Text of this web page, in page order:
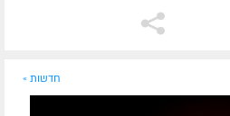
חדשות »